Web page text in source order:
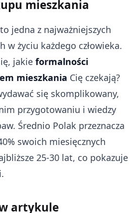
mieszkania
jedna z najważniejszych
w życiu każdego człowieka.
jakie formalności
mieszkania Cię czekają?
się skomplikowany,
przygotowaniu i wiedzy
Średnio Polak przeznacza
swoich miesięcznych
25-30 lat, co pokazuje
artykule